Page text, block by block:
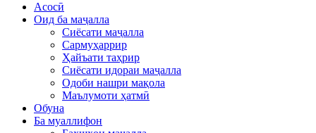
Асосӣ
Оид ба маҷалла
Сиёсати маҷалла
Сармуҳаррир
Ҳайъати таҳрир
Сиёсати идораи маҷалла
Одоби нашри мақола
Маълумоти ҳатмӣ
Обуна
Ба муаллифон